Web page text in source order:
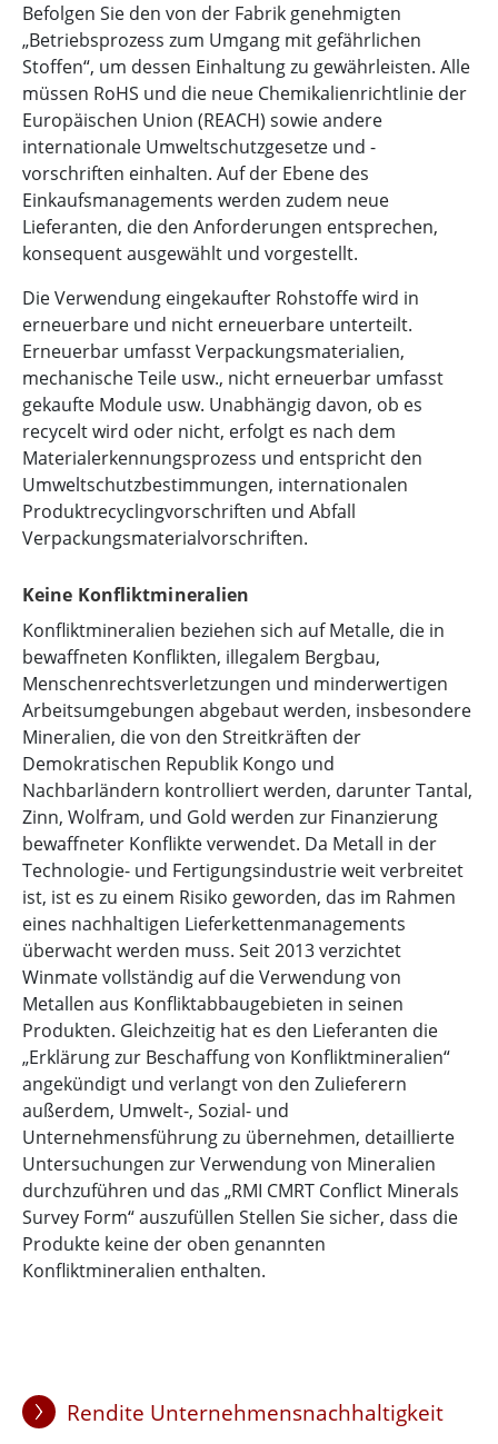
Befolgen Sie den von der Fabrik genehmigten
„Betriebsprozess zum Umgang mit gefährlichen
Stoffen“, um dessen Einhaltung zu gewährleisten. Alle
müssen RoHS und die neue Chemikalienrichtlinie der
Europäischen Union (REACH) sowie andere
internationale Umweltschutzgesetze und -
vorschriften einhalten. Auf der Ebene des
Einkaufsmanagements werden zudem neue
Lieferanten, die den Anforderungen entsprechen,
konsequent ausgewählt und vorgestellt.
Die Verwendung eingekaufter Rohstoffe wird in
erneuerbare und nicht erneuerbare unterteilt.
Erneuerbar umfasst Verpackungsmaterialien,
mechanische Teile usw., nicht erneuerbar umfasst
gekaufte Module usw. Unabhängig davon, ob es
recycelt wird oder nicht, erfolgt es nach dem
Materialerkennungsprozess und entspricht den
Umweltschutzbestimmungen, internationalen
Produktrecyclingvorschriften und Abfall
Verpackungsmaterialvorschriften.
Keine Konfliktmineralien
Konfliktmineralien beziehen sich auf Metalle, die in
bewaffneten Konflikten, illegalem Bergbau,
Menschenrechtsverletzungen und minderwertigen
Arbeitsumgebungen abgebaut werden, insbesondere
Mineralien, die von den Streitkräften der
Demokratischen Republik Kongo und
Nachbarländern kontrolliert werden, darunter Tantal,
Zinn, Wolfram, und Gold werden zur Finanzierung
bewaffneter Konflikte verwendet. Da Metall in der
Technologie- und Fertigungsindustrie weit verbreitet
ist, ist es zu einem Risiko geworden, das im Rahmen
eines nachhaltigen Lieferkettenmanagements
überwacht werden muss. Seit 2013 verzichtet
Winmate vollständig auf die Verwendung von
Metallen aus Konfliktabbaugebieten in seinen
Produkten. Gleichzeitig hat es den Lieferanten die
„Erklärung zur Beschaffung von Konfliktmineralien“
angekündigt und verlangt von den Zulieferern
außerdem, Umwelt-, Sozial- und
Unternehmensführung zu übernehmen, detaillierte
Untersuchungen zur Verwendung von Mineralien
durchzuführen und das „RMI CMRT Conflict Minerals
Survey Form“ auszufüllen Stellen Sie sicher, dass die
Produkte keine der oben genannten
Konfliktmineralien enthalten.
Rendite Unternehmensnachhaltigkeit